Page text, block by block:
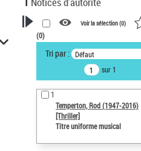
VOTRE RECHERCHE
Recherche avancée dans les
notices d’autorité
Œuvres liées à l'auteur :
Temperton, Rod (1947-2016)
Voir la sélection (0)
(0)
Tri par : Défaut
sur 1
1
Temperton, Rod (1947-2016)
[Thriller]
Titre uniforme musical